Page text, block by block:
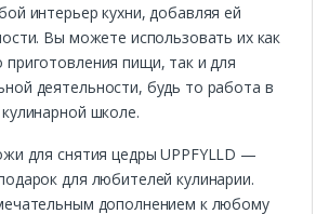
интерьер кухни, добавляя ей
Вы можете использовать их как
пищи, так и для
деятельности, будь то работа в
школе.
для снятия цедры UPPFYLLD —
для любителей кулинарии.
дополнением к любому